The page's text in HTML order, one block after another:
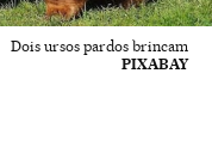
Dois ursos pardos brincam
PIXABAY